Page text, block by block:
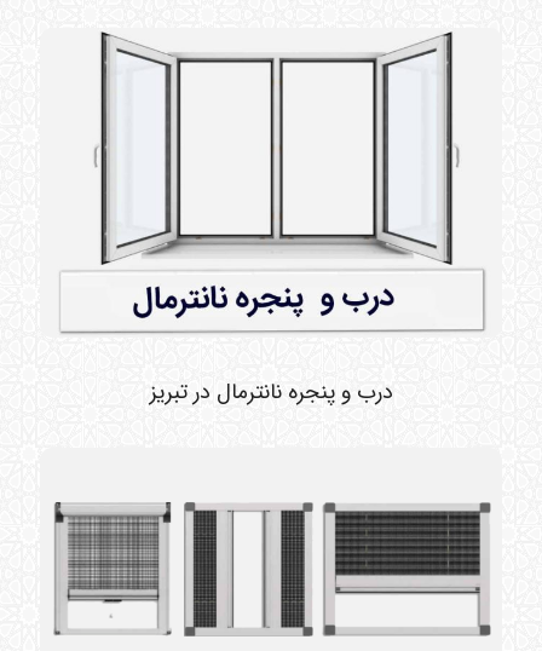
درب و پنجره نانترمال در تبریز